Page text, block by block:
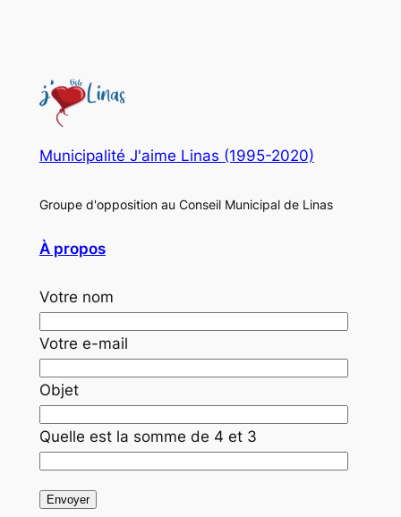
Municipalité J'aime Linas (1995-2020)
Groupe d'opposition au Conseil Municipal de Linas
À propos
Votre nom
Votre e-mail
Objet
Quelle est la somme de 4 et 3